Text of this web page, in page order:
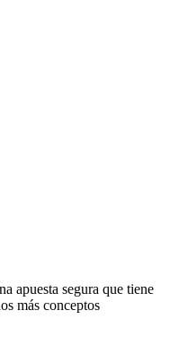
apuesta segura que tiene
más conceptos